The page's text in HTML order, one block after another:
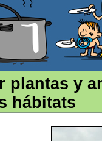
plantas y
hábitats